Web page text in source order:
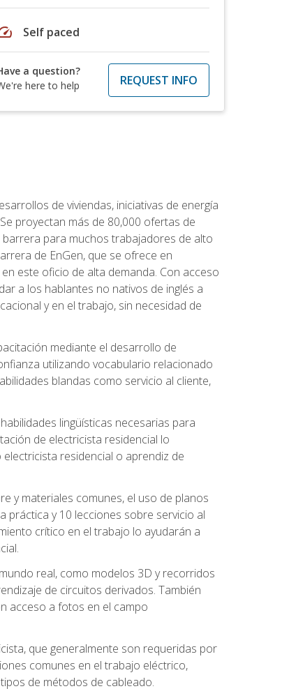
Self paced
a question?
here to help
REQUEST INFO
de viviendas, iniciativas de energía
proyectan más de 80,000 ofertas de
para muchos trabajadores de alto
de EnGen, que se ofrece en
este oficio de alta demanda. Con acceso
a los hablantes no nativos de inglés a
y en el trabajo, sin necesidad de
mediante el desarrollo de
utilizando vocabulario relacionado
blandas como servicio al cliente,
lingüísticas necesarias para
de electricista residencial lo
residencial o aprendiz de
y materiales comunes, el uso de planos
práctica y 10 lecciones sobre servicio al
crítico en el trabajo lo ayudarán a
real, como modelos 3D y recorridos
de circuitos derivados. También
acceso a fotos en el campo
que generalmente son requeridas por
comunes en el trabajo eléctrico,
de métodos de cableado.